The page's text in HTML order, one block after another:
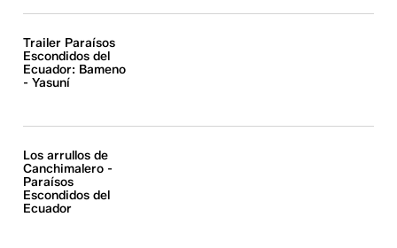
Trailer Paraísos
Escondidos del
Ecuador: Bameno
- Yasuní
Los arrullos de
Canchimalero -
Paraísos
Escondidos del
Ecuador